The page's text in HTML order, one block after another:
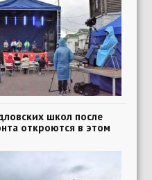
школ после
откроются в этом